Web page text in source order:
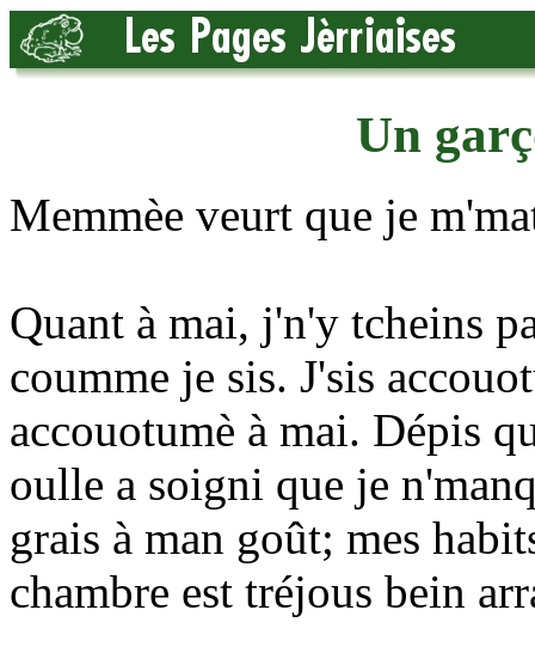
Un
Memmèe veurt que je
Quant à mai, j'n'y tcheins
coumme je sis. J'sis
accouotumè à mai. Dépis
oulle a soigni que je
grais à man goût; mes
chambre est tréjous bein